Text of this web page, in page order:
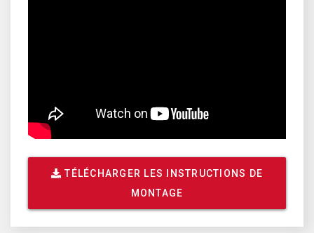
TÉLÉCHARGER LES INSTRUCTIONS DE
MONTAGE